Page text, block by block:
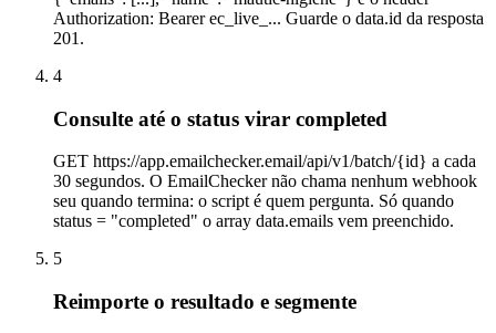
Authorization: Bearer ec_live_... Guarde o data.id da resposta
201.
4
Consulte até o status virar completed
GET https://app.emailchecker.email/api/v1/batch/{id} a cada
30 segundos. O EmailChecker não chama nenhum webhook
seu quando termina: o script é quem pergunta. Só quando
status = "completed" o array data.emails vem preenchido.
5
Reimporte o resultado e segmente